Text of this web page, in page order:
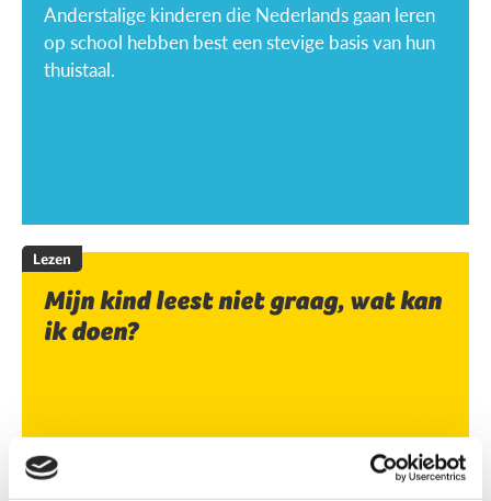
Anderstalige kinderen die Nederlands gaan leren
op school hebben best een stevige basis van hun
thuistaal.
Lezen
Mijn kind leest niet graag, wat kan
ik doen?